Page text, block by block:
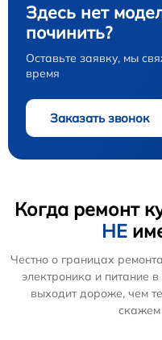
Здесь нет
починить?
Оставьте заявку, мы
время
Заказать звонок
Когда ремонт
НЕ
Честно о границах
электроника и питание
выходит дороже, чем
скажем